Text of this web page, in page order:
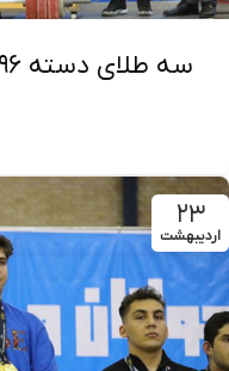
۲۳
اردیبهشت